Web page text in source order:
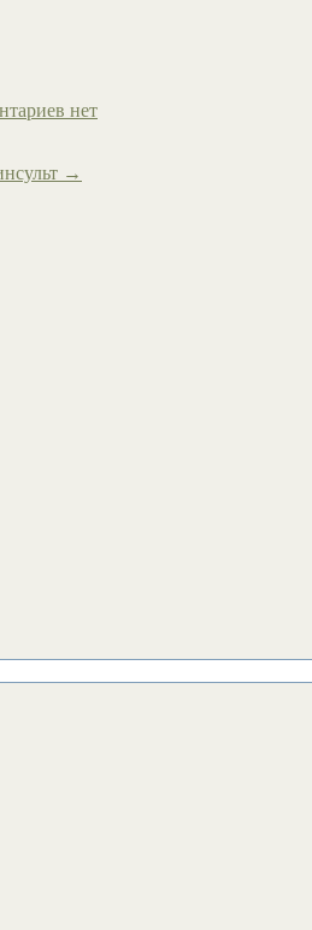
нет
→